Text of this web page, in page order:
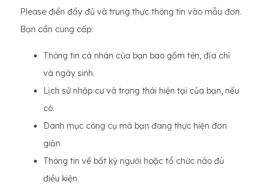
Please điền đầy đủ và trung thực thông tin vào mẫu đơn.
Bạn cần cung cấp:
Thông tin cá nhân của bạn bao gồm tên, địa chỉ
và ngày sinh.
Lịch sử nhập cư và trạng thái hiện tại của bạn, nếu
có.
Danh mục công cụ mà bạn đang thực hiện đơn
giản
Thông tin về bất kỳ người hoặc tổ chức nào đủ
điều kiện.